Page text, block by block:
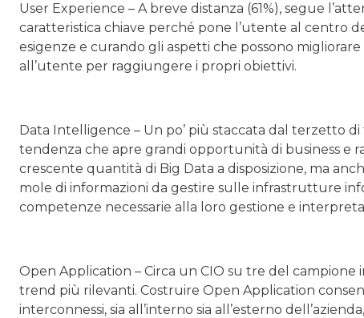
User Experience – A breve distanza (61%), segue
caratteristica chiave perché pone l’utente al centro
esigenze e curando gli aspetti che possono
all’utente per raggiungere i propri obiettivi.
Data Intelligence – Un po’ più staccata dal terzetto
tendenza che apre grandi opportunità di business e
crescente quantità di Big Data a disposizione, ma
mole di informazioni da gestire sulle infrastrutture
competenze necessarie alla loro gestione e
Open Application – Circa un CIO su tre del campione
trend più rilevanti. Costruire Open Application
interconnessi, sia all’interno sia all’esterno